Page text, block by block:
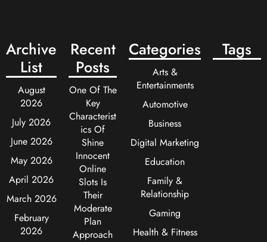
Archive
List
August
2026
July 2026
June 2026
May 2026
April 2026
March 2026
February
2026
Recent
Posts
One Of The
Key
Characterist
ics Of
Shine
Innocent
Online
Slots Is
Their
Moderate
Plan
Approach
Categories
Arts &
Entertainments
Automotive
Business
Digital Marketing
Education
Family &
Relationship
Gaming
Health & Fitness
Tags